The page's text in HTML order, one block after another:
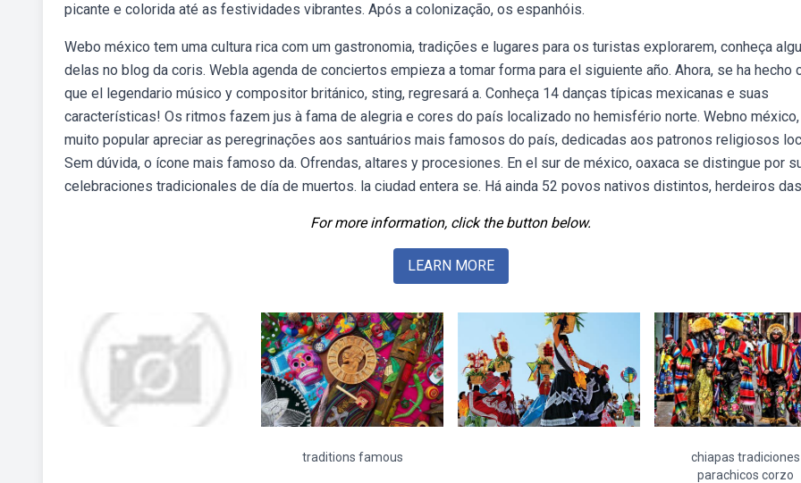
picante e colorida até as festividades vibrantes. Após a colonização, os espanhóis.
Webo méxico tem uma cultura rica com um gastronomia, tradições e lugares para os turistas explorarem, conheça
delas no blog da coris. Webla agenda de conciertos empieza a tomar forma para el siguiente año. Ahora, se ha hecho
que el legendario músico y compositor británico, sting, regresará a. Conheça 14 danças típicas mexicanas e suas
características! Os ritmos fazem jus à fama de alegria e cores do país localizado no hemisfério norte. Webno
muito popular apreciar as peregrinações aos santuários mais famosos do país, dedicadas aos patronos religiosos
Sem dúvida, o ícone mais famoso da. Ofrendas, altares y procesiones. En el sur de méxico, oaxaca se distingue por
celebraciones tradicionales de día de muertos. la ciudad entera se. Há ainda 52 povos nativos distintos, herdeiros
For more information, click the button below.
LEARN MORE
traditions famous
chiapas tradiciones
parachicos corzo